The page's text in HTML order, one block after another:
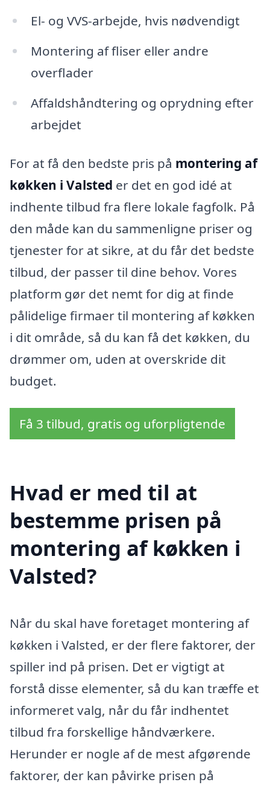
El- og VVS-arbejde, hvis nødvendigt
Montering af fliser eller andre
overflader
Affaldshåndtering og oprydning efter
arbejdet
For at få den bedste pris på montering af
køkken i Valsted er det en god idé at
indhente tilbud fra flere lokale fagfolk. På
den måde kan du sammenligne priser og
tjenester for at sikre, at du får det bedste
tilbud, der passer til dine behov. Vores
platform gør det nemt for dig at finde
pålidelige firmaer til montering af køkken
i dit område, så du kan få det køkken, du
drømmer om, uden at overskride dit
budget.
Få 3 tilbud, gratis og uforpligtende
Hvad er med til at
bestemme prisen på
montering af køkken i
Valsted?
Når du skal have foretaget montering af
køkken i Valsted, er der flere faktorer, der
spiller ind på prisen. Det er vigtigt at
forstå disse elementer, så du kan træffe et
informeret valg, når du får indhentet
tilbud fra forskellige håndværkere.
Herunder er nogle af de mest afgørende
faktorer, der kan påvirke prisen på